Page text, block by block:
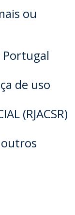
ou
de uso
(RJACSR)
outros